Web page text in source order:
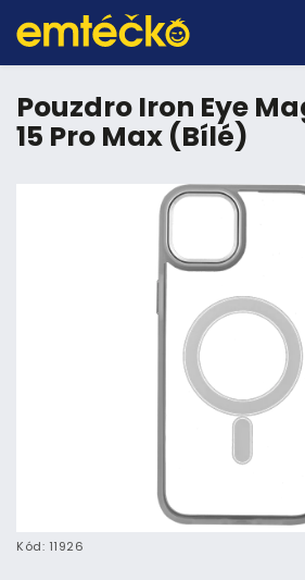
Pouzdro Iron Eye
15 Pro Max (Bílé)
Kód: 11926